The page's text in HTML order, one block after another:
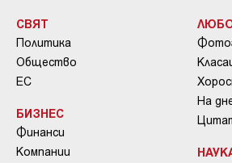
СВЯТ
Политика
Общество
ЕС
БИЗНЕС
Финанси
Компании
На